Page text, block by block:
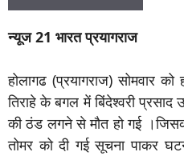
न्यूज 21 भारत प्रयागराज
होलागढ (प्रयागराज) सोमवार
तिराहे के बगल में बिंदेश्वरी प्रसाद
की ठंड लगने से मौत हो गई
तोमर को दी गई सूचना पाकर